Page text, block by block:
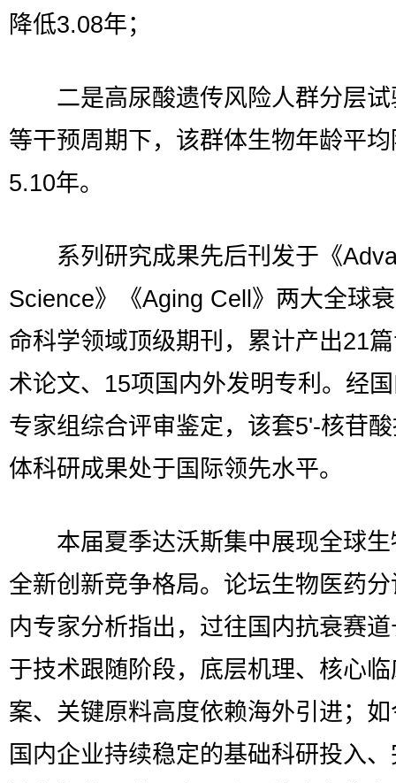
降低3.08年；
二是高尿酸遗传风险人群分层试
等干预周期下，该群体生物年龄平
5.10年。
系列研究成果先后刊发于《
Science》《Aging Cell》两大全球
命科学领域顶级期刊，累计产出21
术论文、15项国内外发明专利。经
专家组综合评审鉴定，该套5'-核苷
体科研成果处于国际领先水平。
本届夏季达沃斯集中展现全球生
全新创新竞争格局。论坛生物医药
内专家分析指出，过往国内抗衰赛
于技术跟随阶段，底层机理、核心
案、关键原料高度依赖海外引进；
国内企业持续稳定的基础科研投入